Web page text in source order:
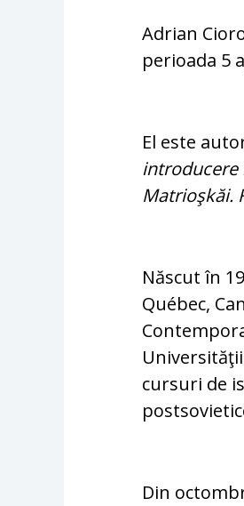
Adrian
perioada 5
El este
introducere
Matrioşkăi.
Născut în
Québec,
cursuri de
Din